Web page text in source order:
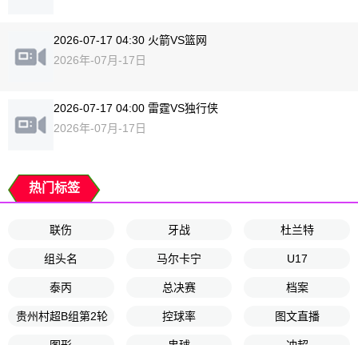
2026-07-17 04:30 火箭VS篮网
2026年-07月-17日
2026-07-17 04:00 雷霆VS独行侠
2026年-07月-17日
热门标签
联伤 牙战 杜兰特
组头名 马尔卡宁 U17
泰丙 总决赛 档案
贵州村超B组第2轮 控球率 图文直播